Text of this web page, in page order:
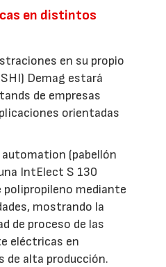
en distintos
en su propio
Demag estará
de empresas
orientadas
(pabellón
IntElect S 130
mediante
mostrando la
de proceso de las
eléctricas en
de alta producción.